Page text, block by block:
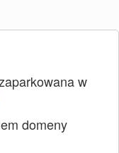
w
domeny